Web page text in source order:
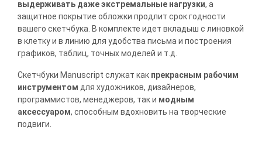
выдерживать даже экстремальные нагрузки, а
защитное покрытие обложки продлит срок годности
вашего скетчбука. В комплекте идет вкладыш с линовкой
в клетку и в линию для удобства письма и построения
графиков, таблиц, точных моделей и т.д.
Скетчбуки Manuscript служат как прекрасным рабочим
инструментом для художников, дизайнеров,
программистов, менеджеров, так и модным
аксессуаром, способным вдохновить на творческие
подвиги.